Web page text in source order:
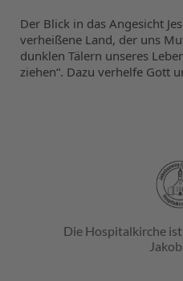
Der Blick in das Angesicht
verheißene Land, der uns
dunklen Tälern unseres
ziehen“. Dazu verhelfe Gott
Die Hospitalkirche